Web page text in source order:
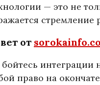
— это не
стремление
от
интеграции
право на